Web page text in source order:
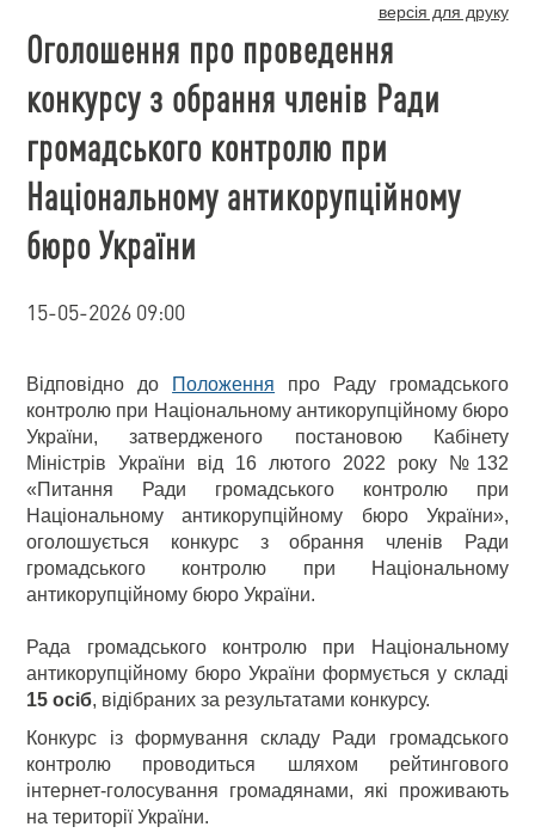
версія для друку
Оголошення про проведення
конкурсу з обрання членів Ради
громадського контролю при
Національному антикорупційному
бюро України
15-05-2026 09:00
Відповідно до Положення про Раду громадського
контролю при Національному антикорупційному бюро
України, затвердженого постановою Кабінету
Міністрів України від 16 лютого 2022 року №132
«Питання Ради громадського контролю при
Національному антикорупційному бюро України»,
оголошується конкурс з обрання членів Ради
громадського контролю при Національному
антикорупційному бюро України.
Рада громадського контролю при Національному
антикорупційному бюро України формується у складі
15 осіб, відібраних за результатами конкурсу.
Конкурс із формування складу Ради громадського
контролю проводиться шляхом рейтингового
інтернет-голосування громадянами, які проживають
на території України.